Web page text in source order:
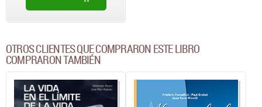
OTROS CLIENTES QUE COMPRARON ESTE LIBRO
COMPRARON TAMBIÉN